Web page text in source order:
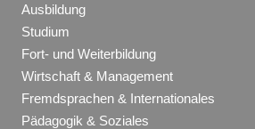
Ausbildung
Studium
Fort- und Weiterbildung
Wirtschaft & Management
Fremdsprachen & Internationales
Pädagogik & Soziales